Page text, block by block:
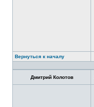
Вернуться к началу
Дмитрий Колотов